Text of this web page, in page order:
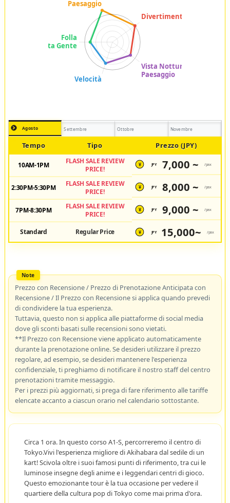
Agosto Settembre Ottobre Novembre
Tempo Tipo Prezzo (JPY)
10AM-1PM
FLASH SALE REVIEW
PRICE!
¥ JPY 7,000 ~ /pax
2:30PM-5:30PM
FLASH SALE REVIEW
PRICE!
¥ JPY 8,000 ~ /pax
7PM-8:30PM
FLASH SALE REVIEW
PRICE!
¥ JPY 9,000 ~ /pax
Standard Regular Price ¥ JPY 15,000~ /pax
Prezzo con Recensione / Prezzo di Prenotazione Anticipata con
Recensione / Il Prezzo con Recensione si applica quando prevedi
di condividere la tua esperienza.
Tuttavia, questo non si applica alle piattaforme di social media
dove gli sconti basati sulle recensioni sono vietati.
**Il Prezzo con Recensione viene applicato automaticamente
durante la prenotazione online. Se desideri utilizzare il prezzo
regolare, ad esempio, se desideri mantenere l'esperienza
confidenziale, ti preghiamo di notificare il nostro staff del centro
prenotazioni tramite messaggio.
Per i prezzi più aggiornati, si prega di fare riferimento alle tariffe
elencate accanto a ciascun orario nel calendario sottostante.
Circa 1 ora. In questo corso A1-S, percorreremo il centro di
Tokyo.Vivi l'esperienza migliore di Akihabara dal sedile di un
kart! Scivola oltre i suoi famosi punti di riferimento, tra cui le
luminose insegne degli anime e i leggendari centri di gioco.
Questo emozionante tour è la tua occasione per vedere il
quartiere della cultura pop di Tokyo come mai prima d'ora.